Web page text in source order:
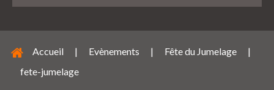
Accueil | Evènements | Fête du Jumelage
|
fete-jumelage